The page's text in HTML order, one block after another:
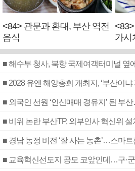
<84> 관문과 환대, 부산 역전
음식
가시
■ 해수부 청사, 북항 국제여객터미널 옆
■ 2028 유엔 해양총회 개최지, ‘부산이냐
■ 외국인 선원 ‘인신매매 경유지’ 된 부
■ 비위 논란 부산TP, 외부인사 혁신위 설
■ 경남 농정 비전 ‘잘 사는 농촌’…스마
■ 교육혁신선도지 공모 코앞인데…구·군